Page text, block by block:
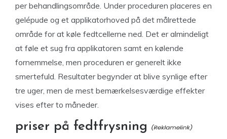
per behandlingsområde. Under proceduren placeres en
gelépude og et applikatorhoved på det målrettede
område for at køle fedtcellerne ned. Det er almindeligt
at føle et sug fra applikatoren samt en kølende
fornemmelse, men proceduren er generelt ikke
smertefuld. Resultater begynder at blive synlige efter
tre uger, men de mest bemærkelsesværdige effekter
vises efter to måneder.
priser på fedtfrysning